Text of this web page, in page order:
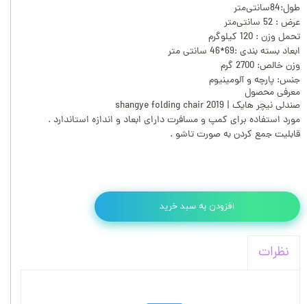
طول:84سانتی‌متر
عرض : 52 سانتی‌متر
تحمل وزن : 120 کیلوگرم
ابعاد بسته بندی :69*46 سانتی متر
وزن خالص: 2700 گرم
جنس: پارچه و آلومینیوم
معرفی محصول
صندلی نیچر هایک | 2019 shangye folding chair
مورد استفاده برای کمپ و مسافرت دارای ابعاد و اندازه استاندارد .
قابلیت جمع کردن به صورت تاشو .
افزودن به سبد خرید
نظرات